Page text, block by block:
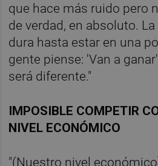
que hace más ruido pero
de verdad, en absoluto.
dura hasta estar en una
gente piense: 'Van a
será diferente."
IMPOSIBLE COMPETIR
NIVEL ECONÓMICO
"(Nuestro nivel